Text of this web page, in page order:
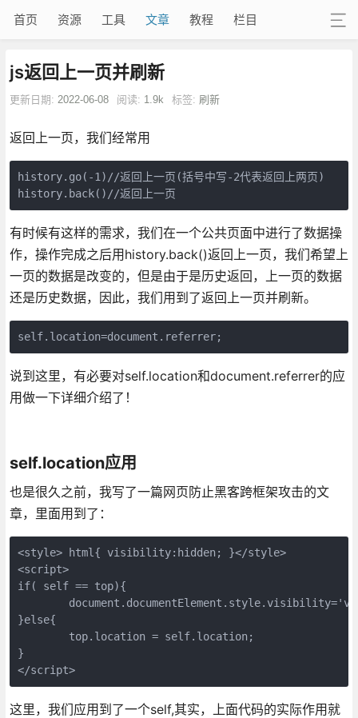
首页 资源 工具 文章 教程 栏目
js返回上一页并刷新
更新日期: 2022-06-08 阅读: 1.9k 标签: 刷新
返回上一页，我们经常用
history.go(-1)//返回上一页(括号中写-2代表返回上两页)
history.back()//返回上一页
有时候有这样的需求，我们在一个公共页面中进行了数据操
作，操作完成之后用history.back()返回上一页，我们希望上
一页的数据是改变的，但是由于是历史返回，上一页的数据
还是历史数据，因此，我们用到了返回上一页并刷新。
self.location=document.referrer;
说到这里，有必要对self.location和document.referrer的应
用做一下详细介绍了！
self.location应用
也是很久之前，我写了一篇网页防止黑客跨框架攻击的文
章，里面用到了：
<style> html{ visibility:hidden; }</style>
<script>
if( self == top){
}else{
        top.location = self.location;
}
</script>
这里，我们应用到了一个self,其实，上面代码的实际作用就